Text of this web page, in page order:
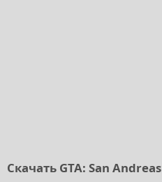
Скачать GTA: San Andreas